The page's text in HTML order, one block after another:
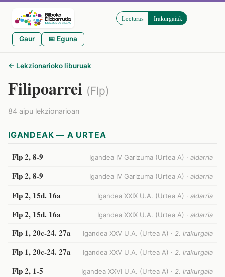
Lecturas Irakurgaiak
Gaur 📅 Eguna
← Lekzionarioko liburuak
Filipoarrei (Flp)
84 aipu lekzionarioan
IGANDEAK — A URTEA
Flp 2, 8-9 Igandea IV Garizuma (Urtea A) · aldarria
Flp 2, 8-9 Igandea IV Garizuma (Urtea A) · aldarria
Flp 2, 15d. 16a Igandea XXIX U.A. (Urtea A) · aldarria
Flp 2, 15d. 16a Igandea XXIX U.A. (Urtea A) · aldarria
Flp 1, 20c-24. 27a Igandea XXV U.A. (Urtea A) · 2. irakurgaia
Flp 1, 20c-24. 27a Igandea XXV U.A. (Urtea A) · 2. irakurgaia
Flp 2, 1-5 Igandea XXVI U.A. (Urtea A) · 2. irakurgaia